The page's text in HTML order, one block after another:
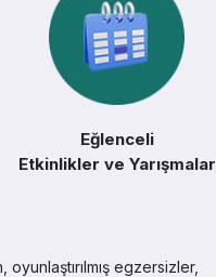
Eğlenceli
Etkinlikler ve Yarışmalar
egzersizler,